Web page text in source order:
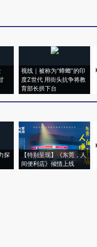
视线｜被称为“蟑螂”的印
度Z世代 用街头抗争将教
育部长拱下台
探
【特别呈现】《东莞，人
间便利店》倾情上线